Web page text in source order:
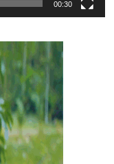
00:30